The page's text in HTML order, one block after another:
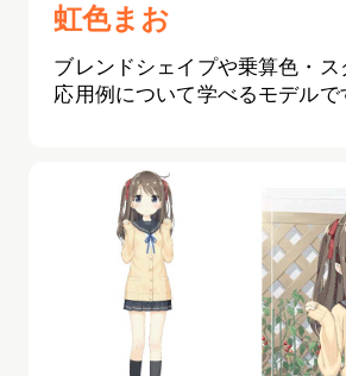
虹色まお
ブレンドシェイプや乗算色・
応用例について学べるモデルで